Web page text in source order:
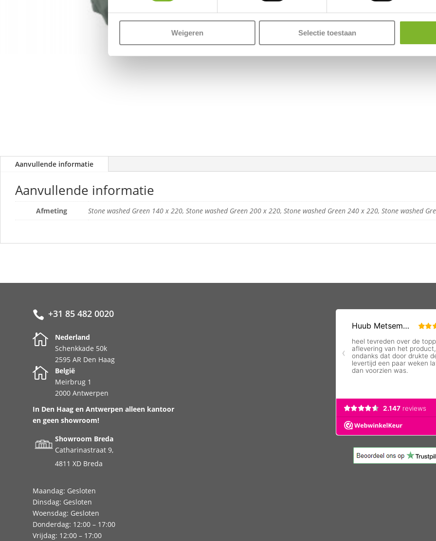
Weigeren Selectie toestaan
Aanvullende informatie
Aanvullende informatie
Afmeting Stone washed Green 140 x 220, Stone washed Green 200 x 220, Stone washed Green 240 x 220, Stone washed
 +31 85 482 0020

Nederland
Schenkkade 50k
2595 AR Den Haag

België
Meirbrug 1
2000 Antwerpen
In Den Haag en Antwerpen alleen kantoor
en geen showroom!
Showroom Breda
Catharinastraat 9,
4811 XD Breda
Maandag: Gesloten
Dinsdag: Gesloten
Woensdag: Gesloten
Donderdag: 12:00 – 17:00
Vrijdag: 12:00 – 17:00